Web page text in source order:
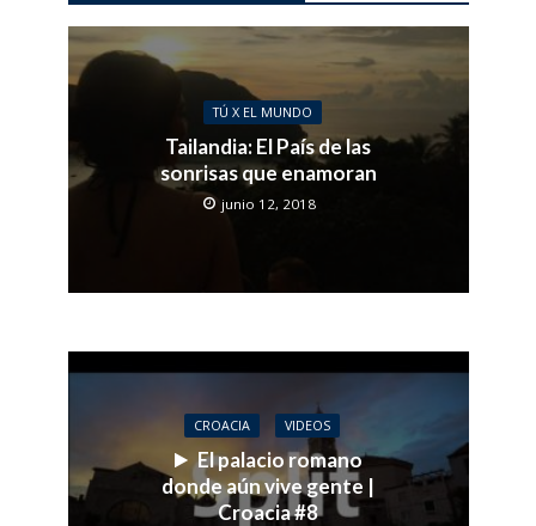
TÚ X EL MUNDO
Tailandia: El País de las
sonrisas que enamoran
junio 12, 2018
CROACIA VIDEOS
El palacio romano
donde aún vive gente |
Croacia #8